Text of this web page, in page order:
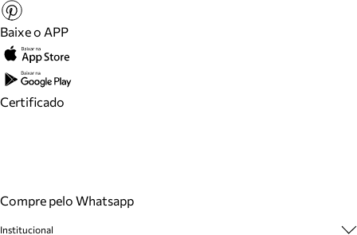
Baixe o APP
Certificado
Compre pelo Whatsapp
Institucional